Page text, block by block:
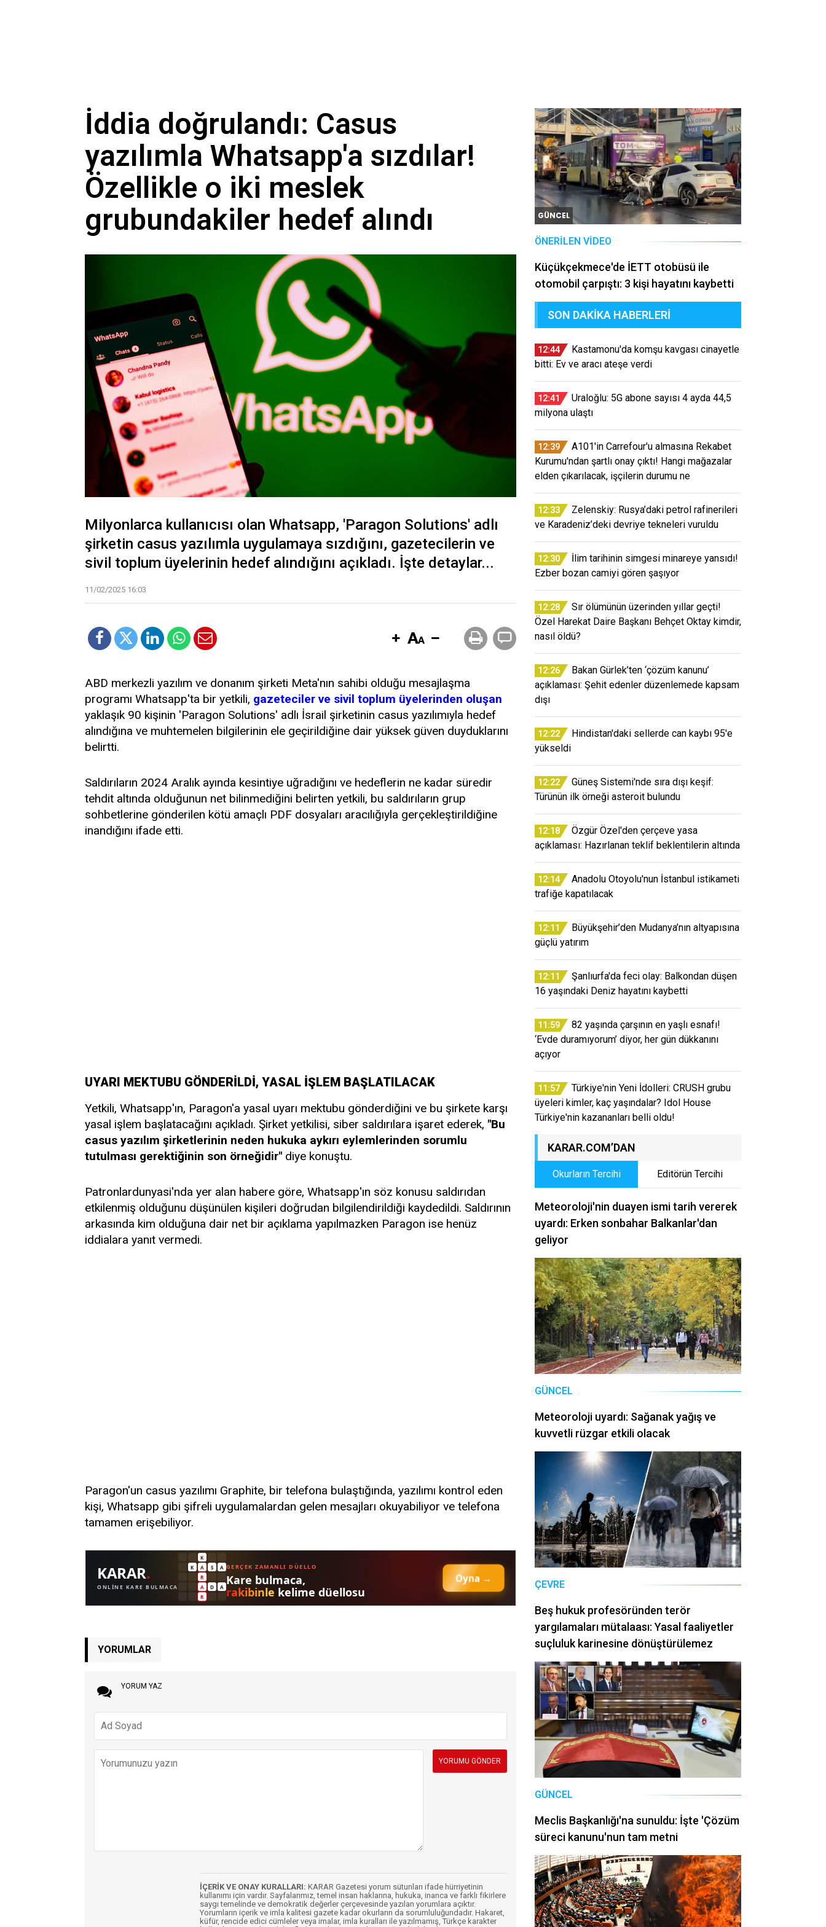
İddia doğrulandı: Casus
yazılımla Whatsapp'a sızdılar!
Özellikle o iki meslek
grubundakiler hedef alındı
Milyonlarca kullanıcısı olan Whatsapp, 'Paragon Solutions' adlı
şirketin casus yazılımla uygulamaya sızdığını, gazetecilerin ve
sivil toplum üyelerinin hedef alındığını açıkladı. İşte detaylar...
11/02/2025 16:03
ABD merkezli yazılım ve donanım şirketi Meta'nın sahibi olduğu mesajlaşma
programı Whatsapp'ta bir yetkili, gazeteciler ve sivil toplum üyelerinden oluşan
yaklaşık 90 kişinin 'Paragon Solutions' adlı İsrail şirketinin casus yazılımıyla hedef
alındığına ve muhtemelen bilgilerinin ele geçirildiğine dair yüksek güven duyduklarını
belirtti.
Saldırıların 2024 Aralık ayında kesintiye uğradığını ve hedeflerin ne kadar süredir
tehdit altında olduğunun net bilinmediğini belirten yetkili, bu saldırıların grup
sohbetlerine gönderilen kötü amaçlı PDF dosyaları aracılığıyla gerçekleştirildiğine
inandığını ifade etti.
UYARI MEKTUBU GÖNDERİLDİ, YASAL İŞLEM BAŞLATILACAK
Yetkili, Whatsapp'ın, Paragon'a yasal uyarı mektubu gönderdiğini ve bu şirkete karşı
yasal işlem başlatacağını açıkladı. Şirket yetkilisi, siber saldırılara işaret ederek, "Bu
casus yazılım şirketlerinin neden hukuka aykırı eylemlerinden sorumlu
tutulması gerektiğinin son örneğidir" diye konuştu.
Patronlardunyasi'nda yer alan habere göre, Whatsapp'ın söz konusu saldırıdan
etkilenmiş olduğunu düşünülen kişileri doğrudan bilgilendirildiği kaydedildi. Saldırının
arkasında kim olduğuna dair net bir açıklama yapılmazken Paragon ise henüz
iddialara yanıt vermedi.
Paragon'un casus yazılımı Graphite, bir telefona bulaştığında, yazılımı kontrol eden
kişi, Whatsapp gibi şifreli uygulamalardan gelen mesajları okuyabiliyor ve telefona
tamamen erişebiliyor.
YORUMLAR
YORUM YAZ
İÇERİK VE ONAY KURALLARI: KARAR Gazetesi yorum sütunları ifade hürriyetinin
kullanımı için vardır. Sayfalarımız, temel insan haklarına, hukuka, inanca ve farklı fikirlere
saygı temelinde ve demokratik değerler çerçevesinde yazılan yorumlara açıktır.
Yorumların içerik ve imla kalitesi gazete kadar okurların da sorumluluğundadır. Hakaret,
küfür, rencide edici cümleler veya imalar, imla kuralları ile yazılmamış, Türkçe karakter
GÜNCEL
ÖNERILEN VIDEO
Küçükçekmece'de İETT otobüsü ile
otomobil çarpıştı: 3 kişi hayatını kaybetti
SON DAKIKA HABERLERI
12:44
Kastamonu'da komşu kavgası cinayetle
bitti: Ev ve aracı ateşe verdi
12:41
Uraloğlu: 5G abone sayısı 4 ayda 44,5
milyona ulaştı
12:39
A101'in Carrefour'u almasına Rekabet
Kurumu'ndan şartlı onay çıktı! Hangi mağazalar
elden çıkarılacak, işçilerin durumu ne
12:33
Zelenskiy: Rusya’daki petrol rafinerileri
ve Karadeniz’deki devriye tekneleri vuruldu
12:30
İlim tarihinin simgesi minareye yansıdı!
Ezber bozan camiyi gören şaşıyor
12:28
Sır ölümünün üzerinden yıllar geçti!
Özel Harekat Daire Başkanı Behçet Oktay kimdir,
nasıl öldü?
12:26
Bakan Gürlek’ten ‘çözüm kanunu’
açıklaması: Şehit edenler düzenlemede kapsam
dışı
12:22
Hindistan'daki sellerde can kaybı 95'e
yükseldi
12:22
Güneş Sistemi'nde sıra dışı keşif:
Türünün ilk örneği asteroit bulundu
12:18
Özgür Özel'den çerçeve yasa
açıklaması: Hazırlanan teklif beklentilerin altında
12:14
Anadolu Otoyolu'nun İstanbul istikameti
trafiğe kapatılacak
12:11
Büyükşehir’den Mudanya’nın altyapısına
güçlü yatırım
12:11
Şanlıurfa'da feci olay: Balkondan düşen
16 yaşındaki Deniz hayatını kaybetti
11:59
82 yaşında çarşının en yaşlı esnafı!
‘Evde duramıyorum’ diyor, her gün dükkanını
açıyor
11:57
Türkiye'nin Yeni İdolleri: CRUSH grubu
üyeleri kimler, kaç yaşındalar? Idol House
Türkiye'nin kazananları belli oldu!
KARAR.COM’DAN
Okurların Tercihi Editörün Tercihi
Meteoroloji'nin duayen ismi tarih vererek
uyardı: Erken sonbahar Balkanlar'dan
geliyor
GÜNCEL
Meteoroloji uyardı: Sağanak yağış ve
kuvvetli rüzgar etkili olacak
ÇEVRE
Beş hukuk profesöründen terör
yargılamaları mütalaası: Yasal faaliyetler
suçluluk karinesine dönüştürülemez
GÜNCEL
Meclis Başkanlığı'na sunuldu: İşte 'Çözüm
süreci kanunu'nun tam metni